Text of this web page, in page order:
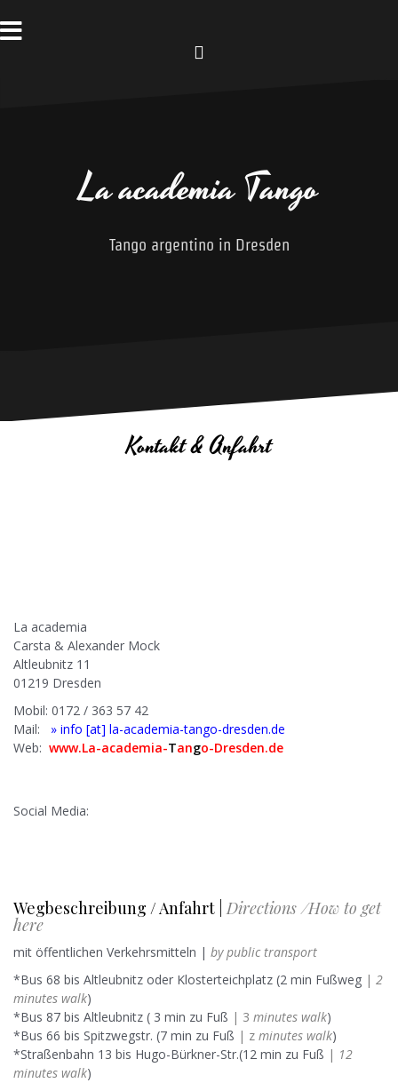
Inhalt
springen
La academia Tango
Tango argentino in Dresden
Kontakt & Anfahrt
La academia
Carsta & Alexander Mock
Altleubnitz 11
01219 Dresden
Mobil: 0172 / 363 57 42
Mail: » info [at] la-academia-tango-dresden.de
Web: www.La-academia-Tango-Dresden.de
Social Media:
Wegbeschreibung / Anfahrt |Directions /How to get
here
mit öffentlichen Verkehrsmitteln | by public transport
*Bus 68 bis Altleubnitz oder Klosterteichplatz (2 min Fußweg | 2
minutes walk)
*Bus 87 bis Altleubnitz ( 3 min zu Fuß | 3 minutes walk)
*Bus 66 bis Spitzwegstr. (7 min zu Fuß | z minutes walk)
*Straßenbahn 13 bis Hugo-Bürkner-Str.(12 min zu Fuß | 12
minutes walk)